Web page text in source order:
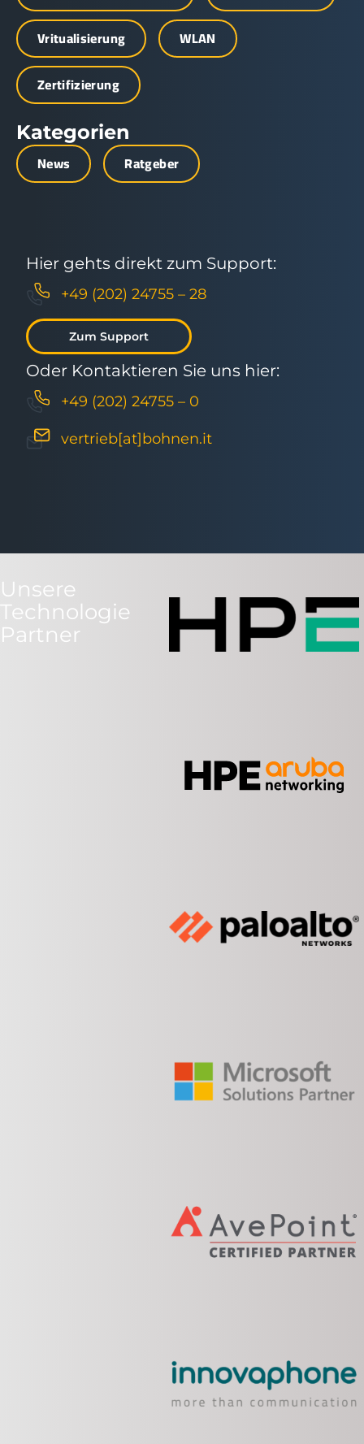
Vritualisierung
WLAN
Zertifizierung
Kategorien
News Ratgeber
Hier gehts direkt zum Support:
+49 (202) 24755 – 28
Zum Support
Oder Kontaktieren Sie uns hier:
+49 (202) 24755 – 0
vertrieb[at]bohnen.it
Unsere
Technologie
Partner